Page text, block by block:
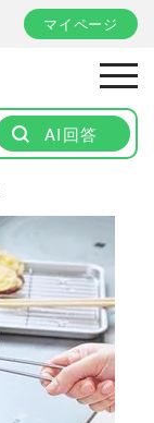
マイページ
AI回答